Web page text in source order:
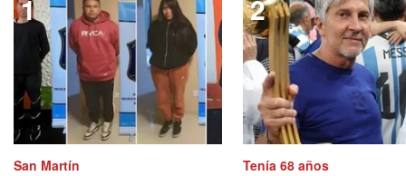
San Martín Tenía 68 años